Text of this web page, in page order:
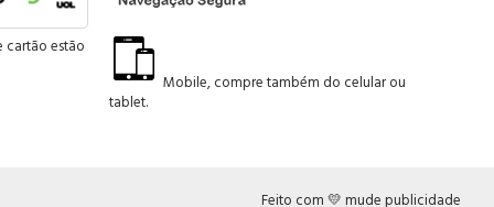
cartão estão
Mobile, compre também do celular ou
tablet.
Feito com 💛 mude publicidade